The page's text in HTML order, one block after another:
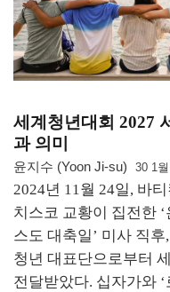
세계청년대회 2027
과 의미
윤지수 (Yoon Ji-su) 30 1
2024년 11월 24일, 바
치스코 교황이 집전한
스도 대축일’ 미사 직
청년 대표단으로부터
전달받았다. 십자가와